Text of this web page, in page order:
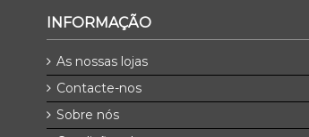
INFORMAÇÃO
As nossas lojas
Contacte-nos
Sobre nós